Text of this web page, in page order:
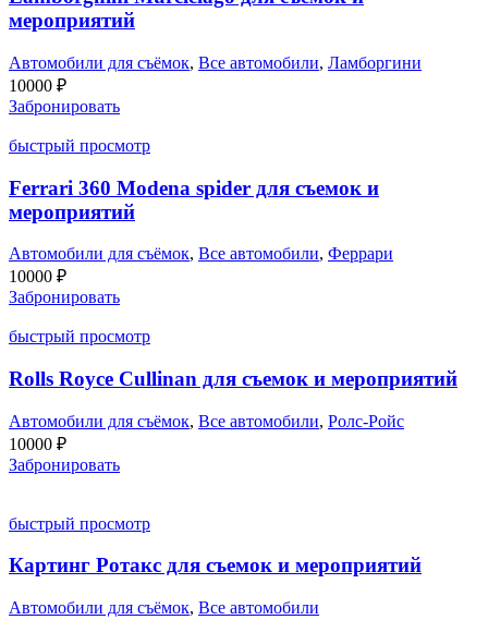
мероприятий
Автомобили для съёмок, Все автомобили, Ламборгини
10000 ₽
Забронировать
быстрый просмотр
Ferrari 360 Modena spider для съемок и
мероприятий
Автомобили для съёмок, Все автомобили, Феррари
10000 ₽
Забронировать
быстрый просмотр
Rolls Royce Cullinan для съемок и мероприятий
Автомобили для съёмок, Все автомобили, Ролс-Ройс
10000 ₽
Забронировать
быстрый просмотр
Картинг Ротакс для съемок и мероприятий
Автомобили для съёмок, Все автомобили